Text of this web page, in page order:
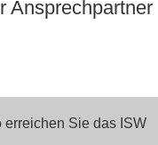
Ansprechpartner
erreichen Sie das ISW